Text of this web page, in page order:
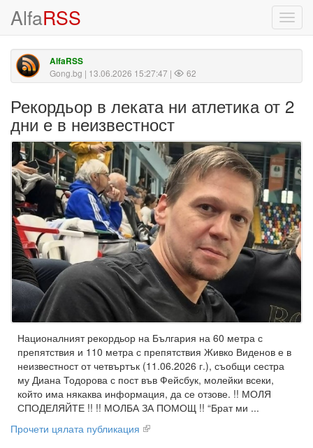
AlfaRSS
AlfaRSS
Gong.bg | 13.06.2026 15:27:47 | 62
Рекордьор в леката ни атлетика от 2
дни е в неизвестност
Националният рекордьор на България на 60 метра с
препятствия и 110 метра с препятствия Живко Виденов е в
неизвестност от четвъртък (11.06.2026 г.), съобщи сестра
му Диана Тодорова с пост във Фейсбук, молейки всеки,
който има някаква информация, да се отзове. !! МОЛЯ
СПОДЕЛЯЙТЕ !! !! МОЛБА ЗА ПОМОЩ !! “Брат ми ...
Прочети цялата публикация